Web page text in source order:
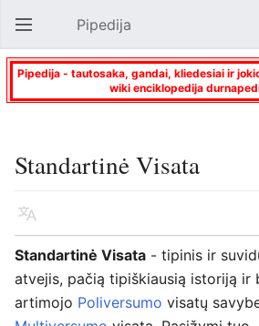
Atverti pagrindinį meniu Pipedija
Pipedija - tautosaka, gandai, kliedesiai ir
wiki enciklopedija
Standartinė Visata
Kalba
Standartinė Visata - tipinis ir
atvejis, pačią tipiškiausią istoriją ir
artimojo Poliversumo visatų